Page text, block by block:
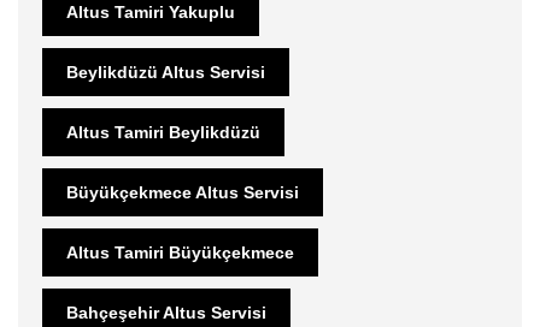
Altus Tamiri Yakuplu
Beylikdüzü Altus Servisi
Altus Tamiri Beylikdüzü
Büyükçekmece Altus Servisi
Altus Tamiri Büyükçekmece
Bahçeşehir Altus Servisi